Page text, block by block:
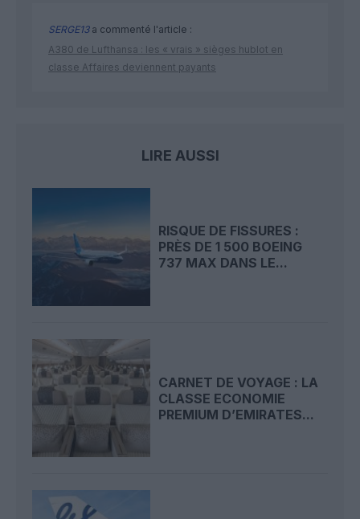
SERGE13a commenté l'article :
A380 de Lufthansa : les « vrais » sièges hublot en
classe Affaires deviennent payants
LIRE AUSSI
RISQUE DE FISSURES :
PRÈS DE 1 500 BOEING
737 MAX DANS LE...
CARNET DE VOYAGE : LA
CLASSE ECONOMIE
PREMIUM D’EMIRATES...